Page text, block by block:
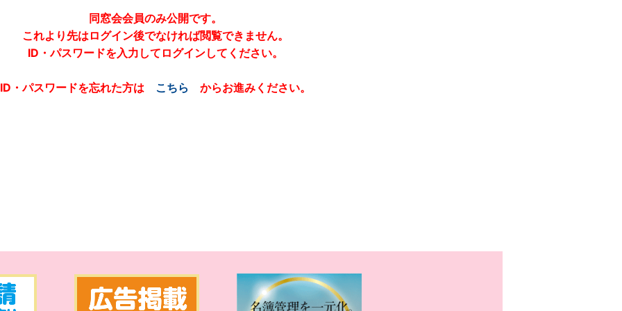
同窓会会員のみ公開です。
これより先はログイン後でなければ閲覧できません。
ID・パスワードを入力してログインしてください。
ID・パスワードを忘れた方は こちら からお進みください。